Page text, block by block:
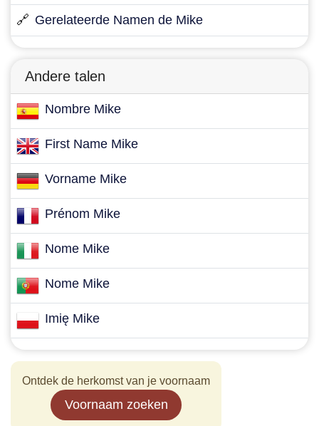
🔗 Gerelateerde Namen de Mike
Andere talen
Nombre Mike
First Name Mike
Vorname Mike
Prénom Mike
Nome Mike
Nome Mike
Imię Mike
Ontdek de herkomst van je voornaam
Voornaam zoeken